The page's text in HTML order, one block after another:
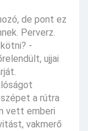
de pont ez
Perverz.
-
ujjai
a rútra
vett emberi
vakmerő